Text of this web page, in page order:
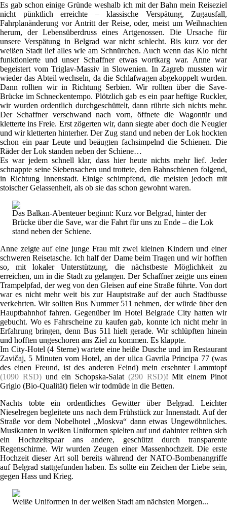
Es gab schon einige Gründe weshalb ich mit der Bahn mein Reiseziel
nicht pünktlich erreichte – klassische Verspätung, Zugausfall,
Fahrplanänderung vor Antritt der Reise, oder, meist um Weihnachten
herum, der Lebensüberdruss eines Artgenossen. Die Ursache für
unsere Verspätung in Belgrad war nicht schlecht. Bis kurz vor der
weißen Stadt lief alles wie am Schnürchen. Auch wenn das Klo nicht
funktionierte und unser Schaffner etwas wortkarg war. Anne war
begeistert vom Triglav-Massiv in Slowenien. In Zagreb mussten wir
wieder das Abteil wechseln, da die Schlafwagen abgekoppelt wurden.
Dann rollten wir in Richtung Serbien. Wir rollten über die Save-
Brücke im Schneckentempo. Plötzlich gab es ein paar heftige Ruckler,
wir wurden ordentlich durchgeschüttelt, dann rührte sich nichts mehr.
Der Schaffner verschwand nach vorn, öffnete die Wagontür und
kletterte ins Freie. Erst zögerten wir, dann siegte aber doch die Neugier
und wir kletterten hinterher. Der Zug stand und neben der Lok hockten
schon ein paar Leute und beäugten fachsimpelnd die Schienen. Die
Räder der Lok standen neben der Schiene…
Es war jedem schnell klar, dass hier heute nichts mehr lief. Jeder
schnappte seine Siebensachen und trottete, den Bahnschienen folgend,
in Richtung Innenstadt. Einige schimpfend, die meisten jedoch mit
stoischer Gelassenheit, als ob sie das schon gewohnt waren.
Das Balkan-Abenteuer beginnt: Kurz vor Belgrad, hinter der
Brücke über die Save, war die Fahrt für uns zu Ende – die Lok
stand neben der Schiene.
Anne zeigte auf eine junge Frau mit zwei kleinen Kindern und einer
schweren Reisetasche. Ich half der Dame beim Tragen und wir hofften
so, mit lokaler Unterstützung, die nächstbeste Möglichkeit zu
erreichen, um in die Stadt zu gelangen. Der Schaffner zeigte uns einen
Trampelpfad, der weg von den Gleisen auf eine Straße führte. Von dort
war es nicht mehr weit bis zur Hauptstraße auf der auch Stadtbusse
verkehrten. Wir sollten Bus Nummer 511 nehmen, der würde über den
Hauptbahnhof fahren. Gegenüber im Hotel Belgrade City hatten wir
gebucht. Wo es Fahrscheine zu kaufen gab, konnte ich nicht mehr in
Erfahrung bringen, denn Bus 511 hielt gerade. Wir schlüpften hinein
und hofften ungeschoren ans Ziel zu kommen. Es klappte.
Im City-Hotel (4 Sterne) wartete eine heiße Dusche und im Restaurant
Zavičaj, 5 Minuten vom Hotel, an der ulica Gavrila Principa 77 (was
des einen Freund, ist des anderen Feind) mein ersehnter Lammtopf
(1090 RSD)und ein Schopska-Salat (290 RSD)! Mit einem Pinot
Grigio (Bio-Qualität) fielen wir todmüde in die Betten.
Nachts tobte ein ordentliches Gewitter über Belgrad. Leichter
Nieselregen begleitete uns nach dem Frühstück zur Innenstadt. Auf der
Straße vor dem Nobelhotel „Moskva“ dann etwas Ungewöhnliches.
Musikanten in weißen Uniformen spielten auf und dahinter reihten sich
ein Hochzeitspaar ans andere, geschützt durch transparente
Regenschirme. Wir wurden Zeugen einer Massenhochzeit. Die erste
Hochzeit dieser Art soll bereits während der NATO-Bombenangriffe
auf Belgrad stattgefunden haben. Es sollte ein Zeichen der Liebe sein,
gegen Hass und Krieg.
Weiße Uniformen in der weißen Stadt am nächsten Morgen...